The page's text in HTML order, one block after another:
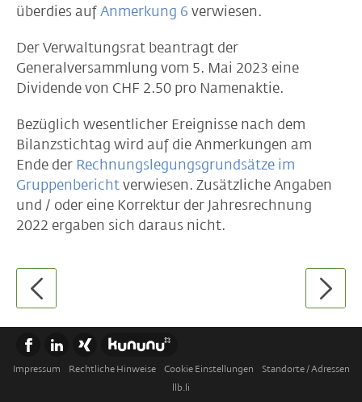
überdies auf Anmerkung 6 verwiesen.
Der Verwaltungsrat beantragt der
Generalversammlung vom 5. Mai 2023 eine
Dividende von CHF 2.50 pro Namenaktie.
Bezüglich wesentlicher Ereignisse nach dem
Bilanzstichtag wird auf die Anmerkungen am
Ende der Rechnungslegungsgrundsätze im
Gruppenbericht verwiesen. Zusätzliche Angaben
und / oder eine Korrektur der Jahresrechnung
2022 ergaben sich daraus nicht.
Impressum Rechtliche Hinweise Cookie Einstellungen
Standorte / Adressen
llb.li